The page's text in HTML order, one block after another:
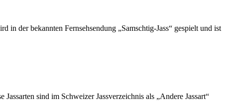
der bekannten Fernsehsendung „Samschtig-Jass“ gespielt und ist
sind im Schweizer Jassverzeichnis als „Andere Jassart“